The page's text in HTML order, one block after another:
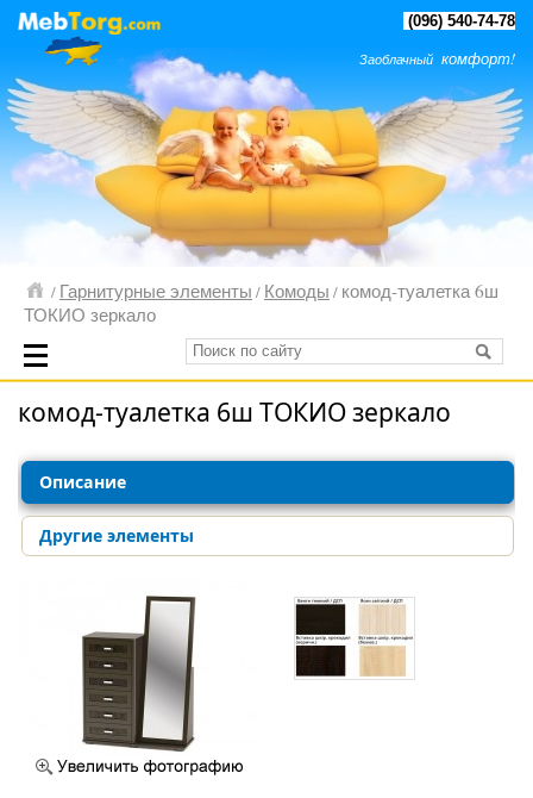
(096) 540-74-78
Заоблачный комфорт!
/ Гарнитурные элементы / Комоды / комод-туалетка 6ш
ТОКИО зеркало
комод-туалетка 6ш ТОКИО зеркало
Описание
Другие элементы